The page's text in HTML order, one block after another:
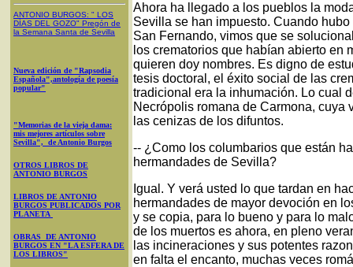
ANTONIO BURGOS: " LOS
DÍAS DEL GOZO" Pregón de
la Semana Santa de Sevilla
Nueva edición de "Rapsodia
Española",antología de poesía
popular"
"Memorias de la vieja dama:
mis mejores artículos sobre
Sevilla", de Antonio Burgos
OTROS LIBROS DE
ANTONIO BURGOS
LIBROS DE ANTONIO
BURGOS PUBLICADOS POR
PLANETA
OBRAS DE ANTONIO
BURGOS EN "LA ESFERA DE
LOS LIBROS"
Ahora ha llegado a los pueblos la
Sevilla se han impuesto. Cuando
San Fernando, vimos que se
los crematorios que habían abierto en
quieren doy nombres. Es digno de
tesis doctoral, el éxito social de las
tradicional era la inhumación. Lo cual
Necrópolis romana de Carmona,
las cenizas de los difuntos.
-- ¿Como los columbarios que están
hermandades de Sevilla?
Igual. Y verá usted lo que tardan en
hermandades de mayor devoción en
y se copia, para lo bueno y para lo
de los muertos es ahora, en pleno
las incineraciones y sus potentes
en falta el encanto, muchas veces